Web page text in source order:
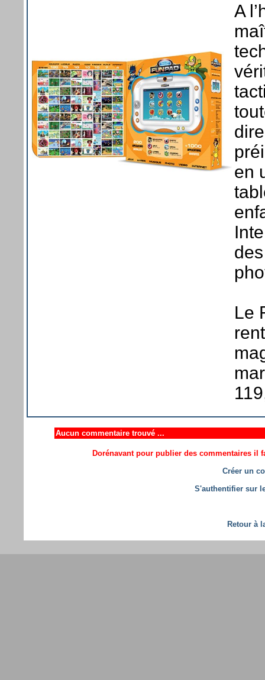
A
en
Le
Aucun commentaire trouvé ...
Dorénavant pour publier des commentaires il
Créer un
S'authentifier sur
Retour à